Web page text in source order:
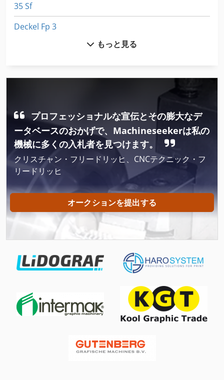
35 Sf
Deckel Fp 3
Idx 23
International 433
Kuson 3
Ls 703
Na 3000
Opti B 33 Pro
Screen 4100
Uw 3
X 線 装置
その他
インクジェットプリンター
もっと見る
プロフェッショナルな宣伝とその膨大なデ
ータベースのおかげで、Machineseekerは私の
機械に多くの入札者を見つけます。
クリスチャン・フリードリッヒ、CNCテクニック・フ
リードリッヒ
オークションを提出する